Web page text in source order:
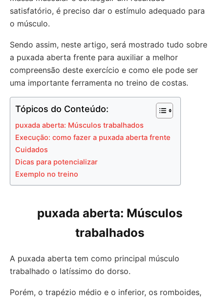
satisfatório, é preciso dar o estímulo adequado para
o músculo.
Sendo assim, neste artigo, será mostrado tudo sobre
a puxada aberta frente para auxiliar a melhor
compreensão deste exercício e como ele pode ser
uma importante ferramenta no treino de costas.
Tópicos do Conteúdo:
puxada aberta: Músculos trabalhados
Execução: como fazer a puxada aberta frente
Cuidados
Dicas para potencializar
Exemplo no treino
puxada aberta: Músculos
trabalhados
A puxada aberta tem como principal músculo
trabalhado o latíssimo do dorso.
Porém, o trapézio médio e o inferior, os romboides,